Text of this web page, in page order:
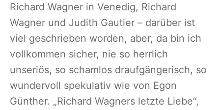
Richard Wagner in Venedig, Richard
Wagner und Judith Gautier – darüber ist
viel geschrieben worden, aber, da bin ich
vollkommen sicher, nie so herrlich
unseriös, so schamlos draufgängerisch, so
wundervoll spekulativ wie von Egon
Günther. „Richard Wagners letzte Liebe“,